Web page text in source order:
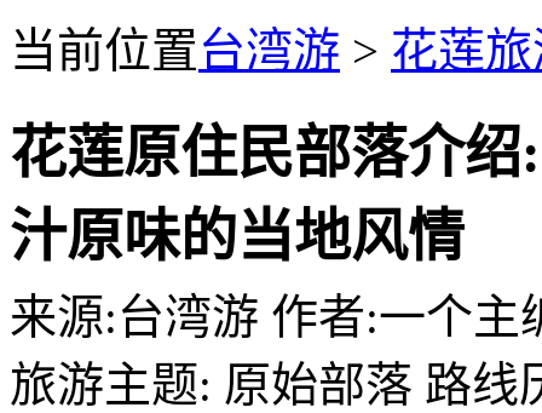
当前位置台湾游 > 花莲
花莲原住民部落介
汁原味的当地风情
来源:台湾游 作者:一个主
旅游主题: 原始部落 路线